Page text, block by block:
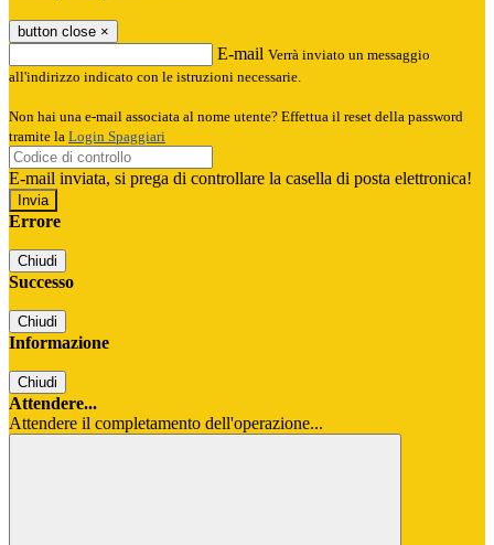
button close ×
E-mail Verrà inviato un messaggio
all'indirizzo indicato con le istruzioni necessarie.
Non hai una e-mail associata al nome utente? Effettua il reset della password
tramite la Login Spaggiari
E-mail inviata, si prega di controllare la casella di posta elettronica!
Errore
Chiudi
Successo
Chiudi
Informazione
Chiudi
Attendere...
Attendere il completamento dell'operazione...